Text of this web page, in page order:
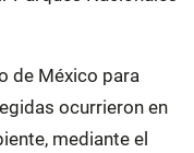
de México para
ocurrieron en
mediante el